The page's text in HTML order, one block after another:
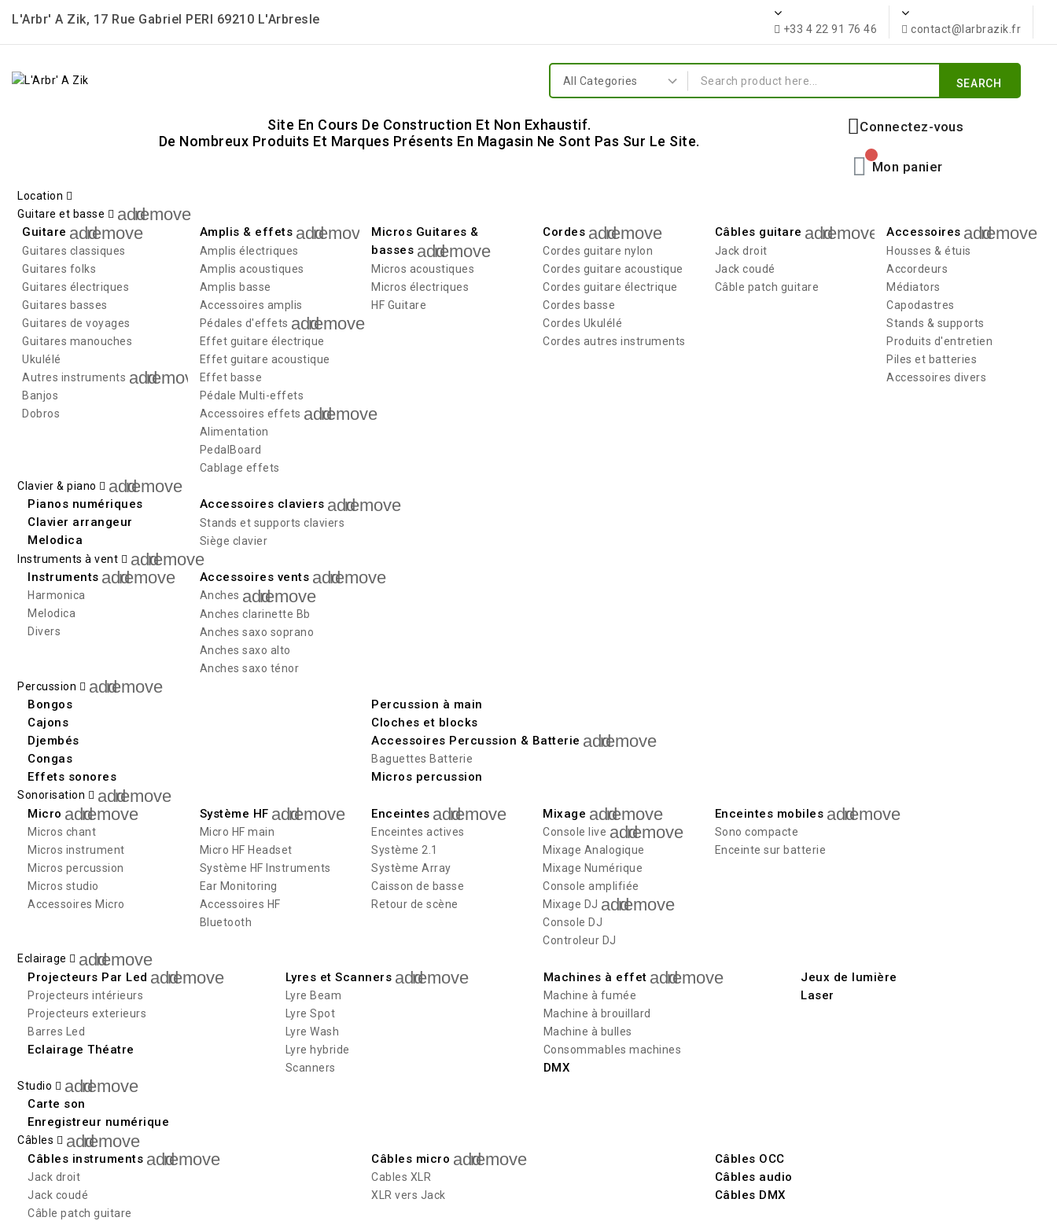
L'Arbr' A Zik, 17 Rue Gabriel PERI 69210 L'Arbresle
+33 4 22 91 76 46 contact@larbrazik.fr
SEARCH
Site En Cours De Construction Et Non Exhaustif.
De Nombreux Produits Et Marques Présents En Magasin Ne Sont Pas Sur Le Site.
Connectez-vous
Mon panier
Location
Guitare et basse
addremove
Guitare addremove
Guitares classiques
Guitares folks
Guitares électriques
Guitares basses
Guitares de voyages
Guitares manouches
Ukulélé
Autres instruments addremove
Banjos
Dobros
Amplis & effets addremove
Amplis électriques
Amplis acoustiques
Amplis basse
Accessoires amplis
Pédales d'effets addremove
Effet guitare électrique
Effet guitare acoustique
Effet basse
Pédale Multi-effets
Accessoires effets addremove
Alimentation
PedalBoard
Cablage effets
Micros Guitares &
basses addremove
Micros acoustiques
Micros électriques
HF Guitare
Cordes addremove
Cordes guitare nylon
Cordes guitare acoustique
Cordes guitare électrique
Cordes basse
Cordes Ukulélé
Cordes autres instruments
Câbles guitare addremove
Jack droit
Jack coudé
Câble patch guitare
Accessoires addremove
Housses & étuis
Accordeurs
Médiators
Capodastres
Stands & supports
Produits d'entretien
Piles et batteries
Accessoires divers
Clavier & piano addremove
Pianos numériques
Clavier arrangeur
Melodica
Accessoires claviers addremove
Stands et supports claviers
Siège clavier
Instruments à vent
addremove
Instruments addremove
Harmonica
Melodica
Divers
Accessoires vents addremove
Anches addremove
Anches clarinette Bb
Anches saxo soprano
Anches saxo alto
Anches saxo ténor
Percussion
addremove
Bongos
Cajons
Djembés
Congas
Effets sonores
Percussion à main
Cloches et blocks
Accessoires Percussion & Batterie addremove
Baguettes Batterie
Micros percussion
Sonorisation addremove
Micro addremove
Micros chant
Micros instrument
Micros percussion
Micros studio
Accessoires Micro
Système HF addremove
Micro HF main
Micro HF Headset
Système HF Instruments
Ear Monitoring
Accessoires HF
Bluetooth
Enceintes addremove
Enceintes actives
Système 2.1
Système Array
Caisson de basse
Retour de scène
Mixage addremove
Console live addremove
Mixage Analogique
Mixage Numérique
Console amplifiée
Mixage DJ addremove
Console DJ
Controleur DJ
Enceintes mobiles addremove
Sono compacte
Enceinte sur batterie
Eclairage addremove
Projecteurs Par Led addremove
Projecteurs intérieurs
Projecteurs exterieurs
Barres Led
Eclairage Théatre
Lyres et Scanners addremove
Lyre Beam
Lyre Spot
Lyre Wash
Lyre hybride
Scanners
Machines à effet addremove
Machine à fumée
Machine à brouillard
Machine à bulles
Consommables machines
DMX
Jeux de lumière
Laser
Studio addremove
Carte son
Enregistreur numérique
Câbles addremove
Câbles instruments addremove
Jack droit
Jack coudé
Câble patch guitare
Câbles micro addremove
Cables XLR
XLR vers Jack
Câbles OCC
Câbles audio
Câbles DMX